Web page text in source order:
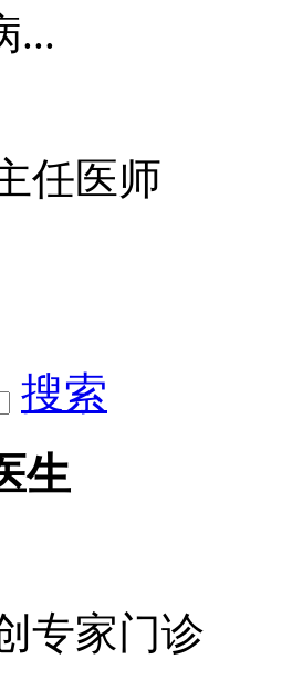
...
任医师
搜索
生
专家门诊